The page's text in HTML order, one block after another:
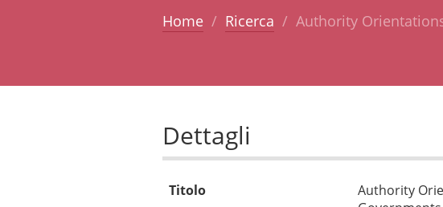
Home Ricerca Authority
Dettagli
Titolo
Authority